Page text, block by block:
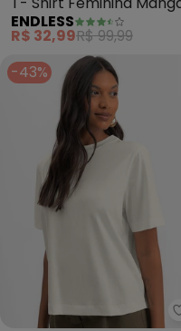
Curta (Bege)
ENDLESS
R$ 32,99R$ 99,99
-43%